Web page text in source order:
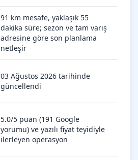
91 km mesafe, yaklaşık 55
dakika süre; sezon ve tam varış
adresine göre son planlama
netleşir
03 Ağustos 2026 tarihinde
güncellendi
5.0/5 puan (191 Google
yorumu) ve yazılı fiyat teyidiyle
ilerleyen operasyon